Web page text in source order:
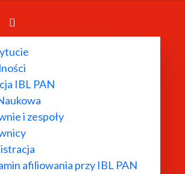
IBL PAN
i zespoły
afiliowania przy IBL PAN